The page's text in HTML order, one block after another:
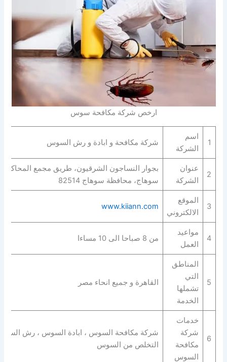
ارخص شركة مكافحة سوس
1
اسم
الشركة
شركة مكافحة و ابادة و رش السوس
2
عنوان
الشركة
بجوار النساجون الشرقيون، طريق مجمع
سوهاج، محافظة سوهاج 82514
3
الموقع
الالكتروني
www.kiiann.com
4
مواعيد
العمل
من 8 صباحا الى 10 مساءا
5
المناطق
التي
تشملها
الخدمة
القاهرة و جميع انحاء مصر
6
خدمات
شركة
مكافحة
السوس
شركة مكافحة السوس ، ابادة السوس ، رش
التخلص من السوس